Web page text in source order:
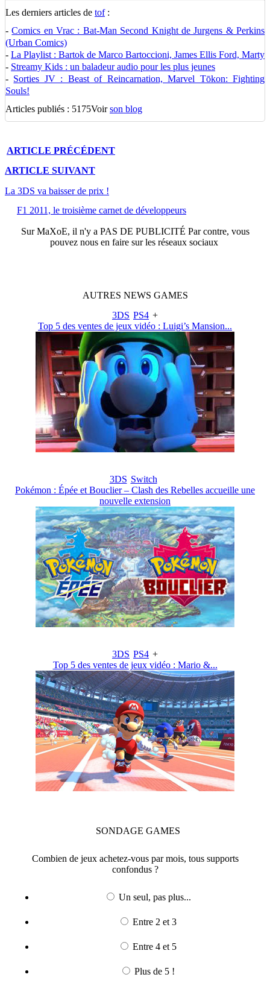
Les derniers articles de tof:
-Comics en Vrac : Bat-Man Second Knight de Jurgens & Perkins
(Urban Comics)
- La Playlist : Bartok de Marco Bartoccioni, James Ellis Ford, Marty
- Streamy Kids : un baladeur audio pour les plus jeunes
- Sorties JV : Beast of Reincarnation, Marvel Tōkon: Fighting
Souls!
Articles publiés : 5175Voirson blog
ARTICLE PRÉCÉDENT
ARTICLE SUIVANT
La 3DS va baisser de prix !
F1 2011, le troisième carnet de développeurs
SurMaXoE, il n'y a PAS DE PUBLICITÉ Par contre, vous
pouvez nous en faire sur les réseaux sociaux
AUTRES NEWS GAMES
3DS PS4 +
Top 5 des ventes de jeux vidéo : Luigi’s Mansion...
3DS Switch
Pokémon : Épée et Bouclier – Clash des Rebelles accueille une
nouvelle extension
3DS PS4 +
Top 5 des ventes de jeux vidéo : Mario &...
SONDAGE GAMES
Combien de jeux achetez-vous par mois, tous supports
confondus ?
Un seul, pas plus...
Entre 2 et 3
Entre 4 et 5
Plus de 5 !